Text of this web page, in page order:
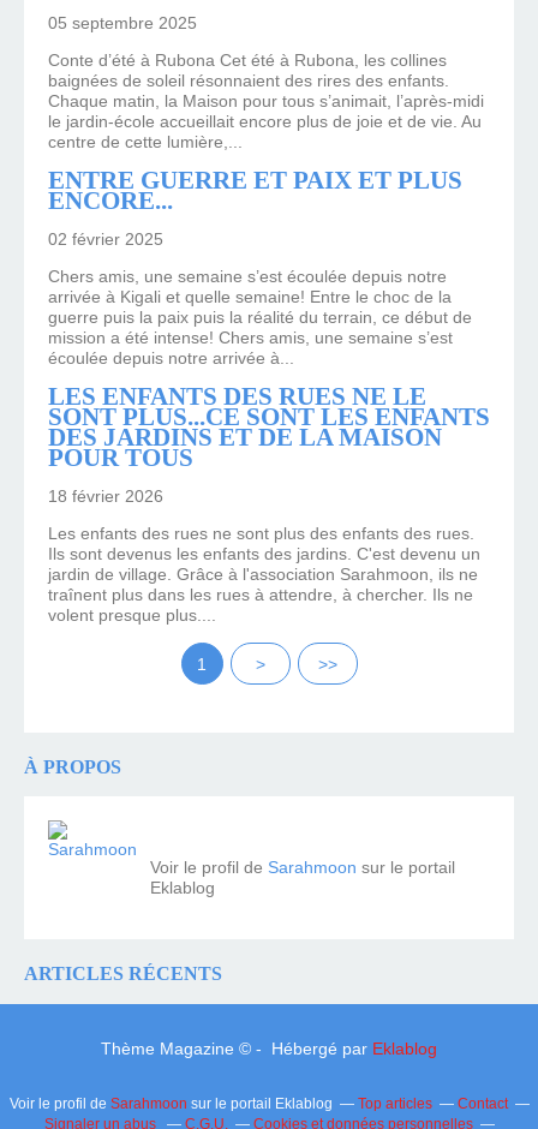
05 septembre 2025
Conte d’été à Rubona Cet été à Rubona, les collines
baignées de soleil résonnaient des rires des enfants.
Chaque matin, la Maison pour tous s’animait, l’après-midi
le jardin-école accueillait encore plus de joie et de vie. Au
centre de cette lumière,...
ENTRE GUERRE ET PAIX ET PLUS
ENCORE...
02 février 2025
Chers amis, une semaine s’est écoulée depuis notre
arrivée à Kigali et quelle semaine! Entre le choc de la
guerre puis la paix puis la réalité du terrain, ce début de
mission a été intense! Chers amis, une semaine s’est
écoulée depuis notre arrivée à...
LES ENFANTS DES RUES NE LE
SONT PLUS...CE SONT LES ENFANTS
DES JARDINS ET DE LA MAISON
POUR TOUS
18 février 2026
Les enfants des rues ne sont plus des enfants des rues.
Ils sont devenus les enfants des jardins. C'est devenu un
jardin de village. Grâce à l'association Sarahmoon, ils ne
traînent plus dans les rues à attendre, à chercher. Ils ne
volent presque plus....
1 > >>
À PROPOS
Voir le profil de Sarahmoon sur le portail
Eklablog
ARTICLES RÉCENTS
Thème Magazine © - Hébergé par Eklablog
Voir le profil de Sarahmoon sur le portail Eklablog Top articles
Contact
Signaler un abus
C.G.U. Cookies et données personnelles